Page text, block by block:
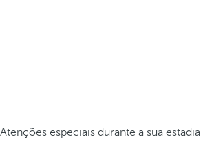
Atenções especiais durante a sua estadia